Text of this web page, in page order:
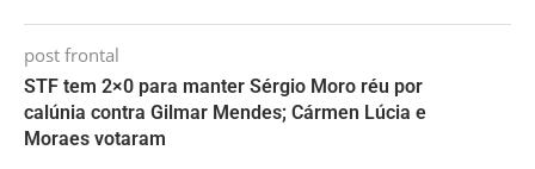
post frontal
STF tem 2×0 para manter Sérgio Moro réu por
calúnia contra Gilmar Mendes; Cármen Lúcia e
Moraes votaram